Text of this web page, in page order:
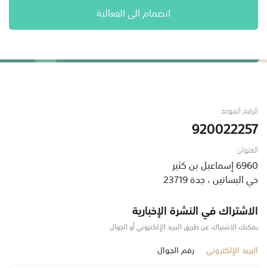
انضمام الى الفعالية
الرقم الموحد
920022257
العنوان
6960 إسماعيل بن كثير
حي البساتين ، جدة 23719
الاشتراك في النشرة الإخبارية
يمكنك الاشتراك عن طريق البريد الإلكتروني أو الجوال
البريد الإلكتروني رقم الجوال